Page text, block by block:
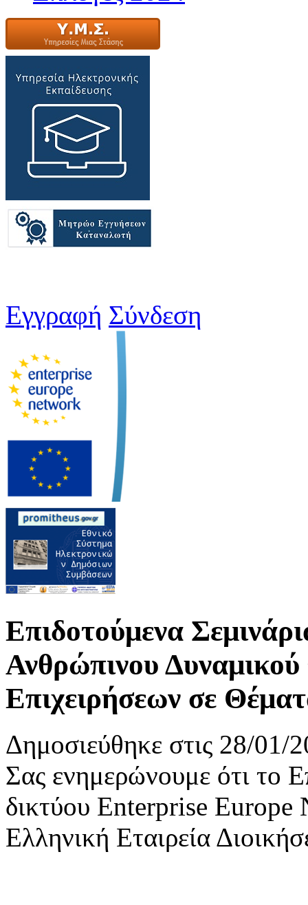
Εγγραφή Σύνδεση
Επιδοτούμενα
Ανθρώπινου
Επιχειρήσεων σε
Δημοσιεύθηκε στις 28/01/
Σας ενημερώνουμε ότι το
δικτύου Enterprise Europe
Ελληνική Εταιρεία